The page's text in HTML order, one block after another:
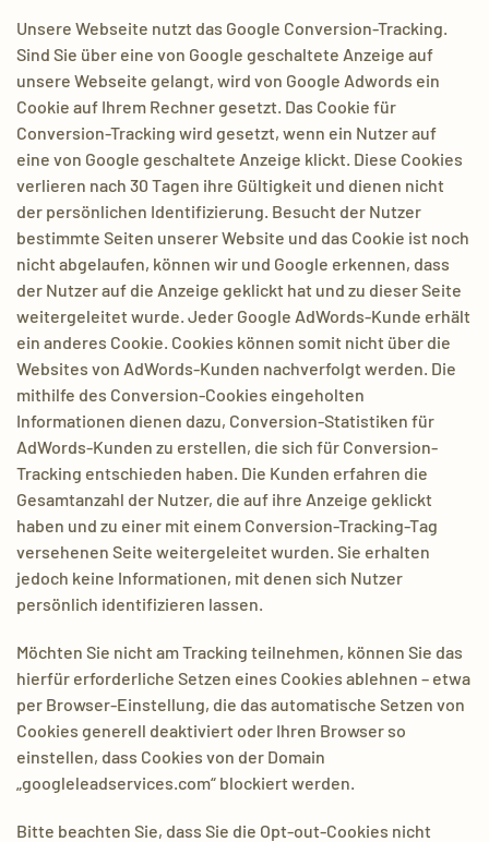
Unsere Webseite nutzt das Google Conversion-Tracking.
Sind Sie über eine von Google geschaltete Anzeige auf
unsere Webseite gelangt, wird von Google Adwords ein
Cookie auf Ihrem Rechner gesetzt. Das Cookie für
Conversion-Tracking wird gesetzt, wenn ein Nutzer auf
eine von Google geschaltete Anzeige klickt. Diese Cookies
verlieren nach 30 Tagen ihre Gültigkeit und dienen nicht
der persönlichen Identifizierung. Besucht der Nutzer
bestimmte Seiten unserer Website und das Cookie ist noch
nicht abgelaufen, können wir und Google erkennen, dass
der Nutzer auf die Anzeige geklickt hat und zu dieser Seite
weitergeleitet wurde. Jeder Google AdWords-Kunde erhält
ein anderes Cookie. Cookies können somit nicht über die
Websites von AdWords-Kunden nachverfolgt werden. Die
mithilfe des Conversion-Cookies eingeholten
Informationen dienen dazu, Conversion-Statistiken für
AdWords-Kunden zu erstellen, die sich für Conversion-
Tracking entschieden haben. Die Kunden erfahren die
Gesamtanzahl der Nutzer, die auf ihre Anzeige geklickt
haben und zu einer mit einem Conversion-Tracking-Tag
versehenen Seite weitergeleitet wurden. Sie erhalten
jedoch keine Informationen, mit denen sich Nutzer
persönlich identifizieren lassen.
Möchten Sie nicht am Tracking teilnehmen, können Sie das
hierfür erforderliche Setzen eines Cookies ablehnen – etwa
per Browser-Einstellung, die das automatische Setzen von
Cookies generell deaktiviert oder Ihren Browser so
einstellen, dass Cookies von der Domain
„googleleadservices.com“ blockiert werden.
Bitte beachten Sie, dass Sie die Opt-out-Cookies nicht